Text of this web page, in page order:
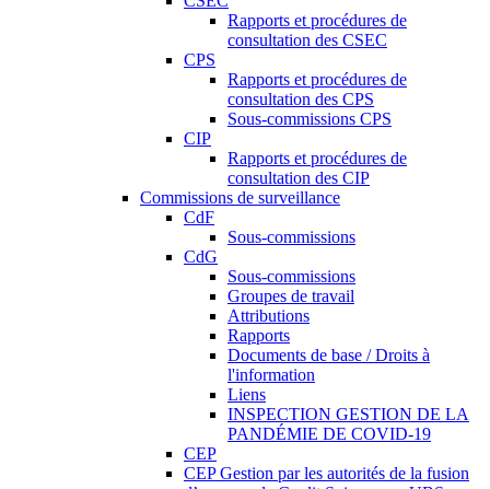
Rapports et procédures de
consultation des CSEC
CPS
Rapports et procédures de
consultation des CPS
Sous-commissions CPS
CIP
Rapports et procédures de
consultation des CIP
Commissions de surveillance
CdF
Sous-commissions
CdG
Sous-commissions
Groupes de travail
Attributions
Rapports
Documents de base / Droits à
l'information
Liens
INSPECTION GESTION DE LA
PANDÉMIE DE COVID-19
CEP
CEP Gestion par les autorités de la fusion